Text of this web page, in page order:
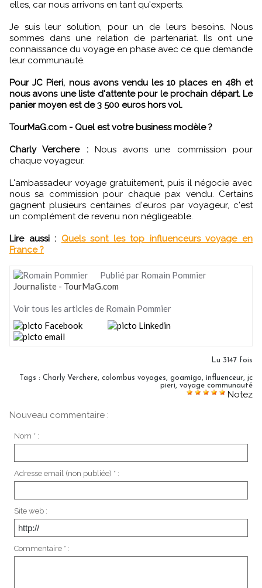
elles, car nous arrivons en tant qu'experts.
Je suis leur solution, pour un de leurs besoins. Nous
sommes dans une relation de partenariat. Ils ont une
connaissance du voyage en phase avec ce que demande
leur communauté.
Pour JC Pieri, nous avons vendu les 10 places en 48h et
nous avons une liste d'attente pour le prochain départ. Le
panier moyen est de 3 500 euros hors vol.
TourMaG.com - Quel est votre business modèle ?
Charly Verchere :Nous avons une commission pour
chaque voyageur.
L'ambassadeur voyage gratuitement, puis il négocie avec
nous sa commission pour chaque pax vendu. Certains
gagnent plusieurs centaines d'euros par voyageur, c'est
un complément de revenu non négligeable.
Lire aussi : Quels sont les top influenceurs voyage en
France ?
Publié par Romain Pommier
Journaliste - TourMaG.com
Voir tous les articles de Romain Pommier
Lu 3147 fois
Tags : Charly Verchere, colombus voyages, goamigo, influenceur, jc
pieri, voyage communauté
Notez
Nouveau commentaire :
Nom * :
Adresse email (non publiée) * :
Site web :
Commentaire * :